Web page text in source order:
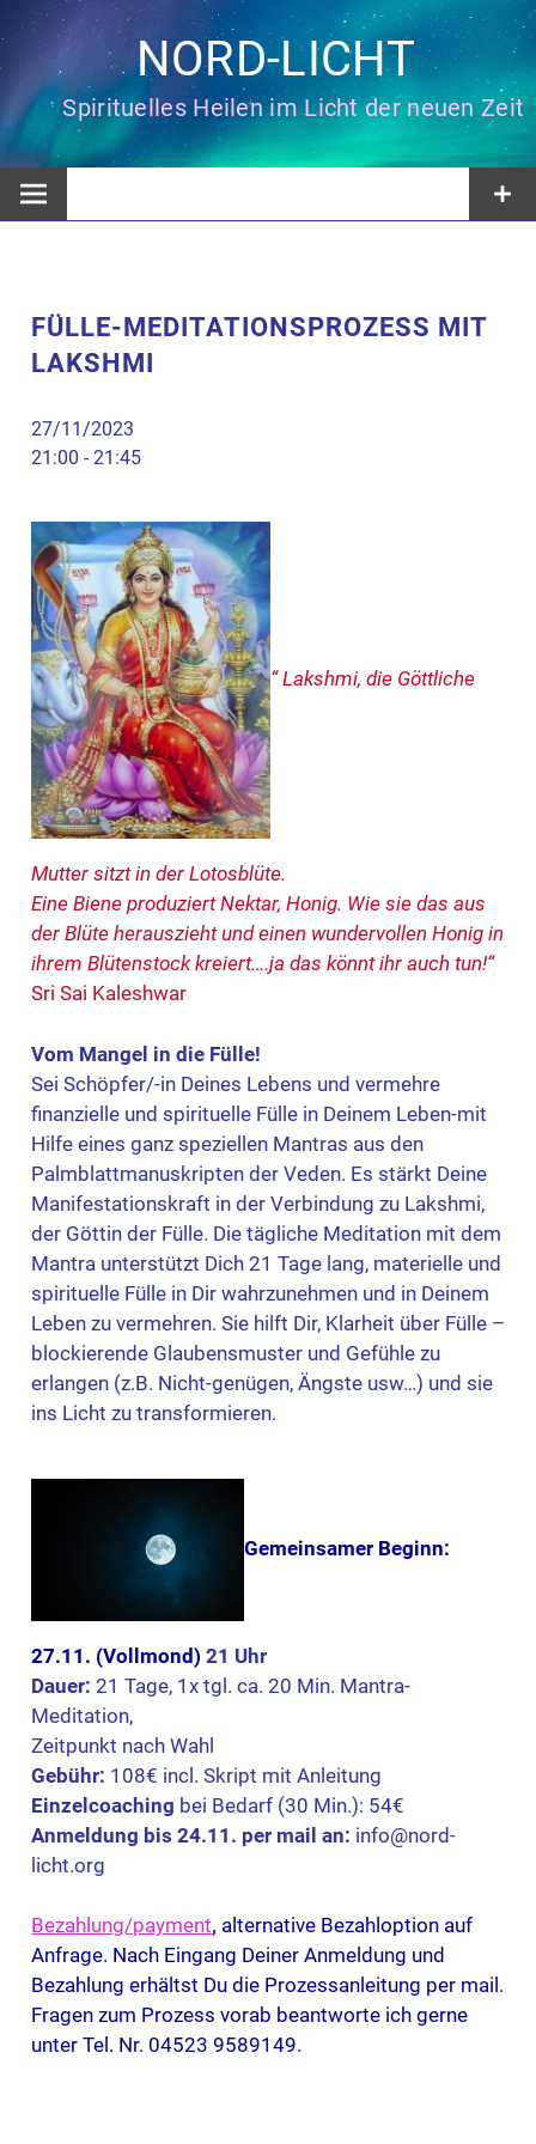
Zum
Inhalt
springen
NORD-LICHT
Spirituelles Heilen im Licht der neuen Zeit
FÜLLE-MEDITATIONSPROZESS MIT
LAKSHMI
27/11/2023
21:00 - 21:45
“ Lakshmi, die Göttliche
Mutter sitzt in der Lotosblüte.
Eine Biene produziert Nektar, Honig. Wie sie das aus
der Blüte herauszieht und einen wundervollen Honig in
ihrem Blütenstock kreiert….ja das könnt ihr auch tun!“
Sri Sai Kaleshwar
Vom Mangel in die Fülle!
Sei Schöpfer/-in Deines Lebens und vermehre
finanzielle und spirituelle Fülle in Deinem Leben-mit
Hilfe eines ganz speziellen Mantras aus den
Palmblattmanuskripten der Veden. Es stärkt Deine
Manifestationskraft in der Verbindung zu Lakshmi,
der Göttin der Fülle. Die tägliche Meditation mit dem
Mantra unterstützt Dich 21 Tage lang, materielle und
spirituelle Fülle in Dir wahrzunehmen und in Deinem
Leben zu vermehren. Sie hilft Dir, Klarheit über Fülle –
blockierende Glaubensmuster und Gefühle zu
erlangen (z.B. Nicht-genügen, Ängste usw…) und sie
ins Licht zu transformieren.
Gemeinsamer Beginn:
27.11. (Vollmond) 21 Uhr
Dauer:21 Tage, 1x tgl. ca. 20 Min. Mantra-
Meditation,
Zeitpunkt nach Wahl
Gebühr: 108€ incl. Skript mit Anleitung
Einzelcoaching bei Bedarf (30 Min.): 54€
Anmeldung bis 24.11. per mail an: info@nord-
licht.org
Bezahlung/payment, alternative Bezahloption auf
Anfrage. Nach Eingang Deiner Anmeldung und
Bezahlung erhältst Du die Prozessanleitung per mail.
Fragen zum Prozess vorab beantworte ich gerne
unter Tel. Nr. 04523 9589149.